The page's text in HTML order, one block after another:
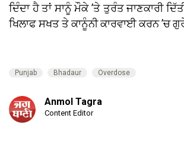
ਦਿੰਦਾ ਹੈ ਤਾਂ ਸਾਨੂੰ ਮੌਕੇ ’ਤੇ ਤੁਰੰਤ ਜਾਣਕਾਰੀ
ਖਿਲਾਫ ਸਖਤ ਤੇ ਕਾਨੂੰਨੀ ਕਾਰਵਾਈ ਕਰਨ ’ਚ
Punjab Bhadaur Overdose
Anmol Tagra
Content Editor